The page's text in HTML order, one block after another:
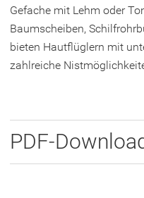
Gefache mit Lehm oder
Baumscheiben,
bieten Hautflüglern mit
zahlreiche
PDF-